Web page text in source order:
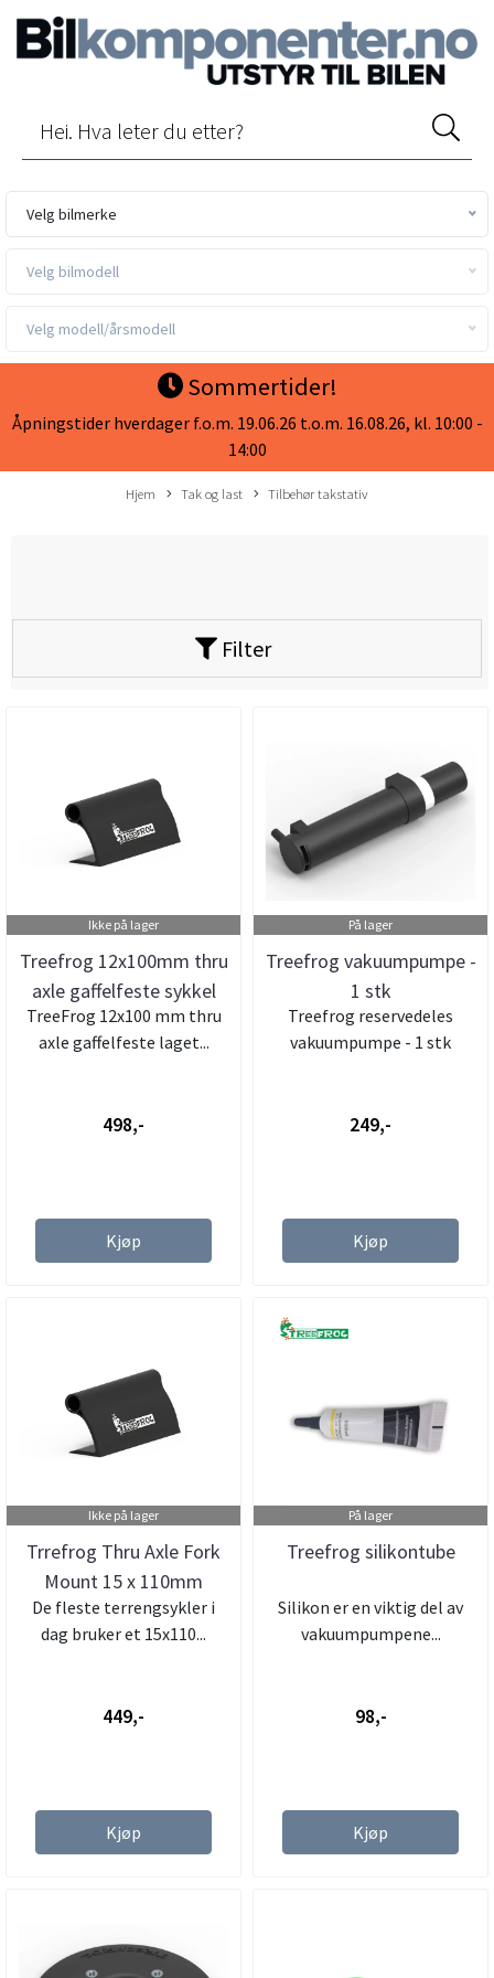
Velg bilmerke
Velg bilmodell
Velg modell/årsmodell
Sommertider!
Åpningstider hverdager f.o.m. 19.06.26 t.o.m. 16.08.26, kl. 10:00 -
14:00
Hjem Tak og last Tilbehør takstativ
Filter
Ikke på lager
Treefrog 12x100mm thru
axle gaffelfeste sykkel
TreeFrog 12x100 mm thru
axle gaffelfeste laget...
498,-
Kjøp
På lager
Treefrog vakuumpumpe -
1 stk
Treefrog reservedeles
vakuumpumpe - 1 stk
249,-
Kjøp
Ikke på lager
Trrefrog Thru Axle Fork
Mount 15 x 110mm
De fleste terrengsykler i
dag bruker et 15x110...
449,-
Kjøp
På lager
Treefrog silikontube
Silikon er en viktig del av
vakuumpumpene...
98,-
Kjøp